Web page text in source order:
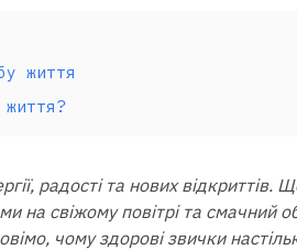
життя
радості та нових
на свіжому повітрі та смачний
чому здорові звички